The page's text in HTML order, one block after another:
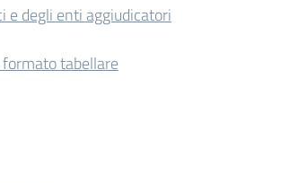
degli enti aggiudicatori
tabellare